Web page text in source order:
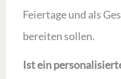
Feiertage und als
bereiten sollen.
Ist ein